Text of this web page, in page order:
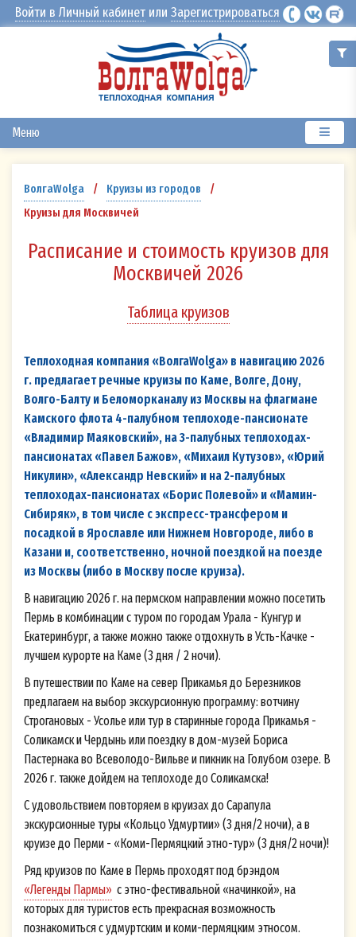
Войти в Личный кабинет или Зарегистрироваться
Меню
ВолгаWolga / Круизы из городов
/
Круизы для Москвичей
Расписание и стоимость круизов для
Москвичей 2026
Таблица круизов
Теплоходная компания «ВолгаWolga» в навигацию 2026
г. предлагает речные круизы по Каме, Волге, Дону,
Волго-Балту и Беломорканалу из Москвы на флагмане
Камского флота 4-палубном теплоходе-пансионате
«Владимир Маяковский», на 3-палубных теплоходах-
пансионатах «Павел Бажов», «Михаил Кутузов», «Юрий
Никулин», «Александр Невский» и на 2-палубных
теплоходах-пансионатах «Борис Полевой» и «Мамин-
Сибиряк», в том числе с экспресс-трансфером и
посадкой в Ярославле или Нижнем Новгороде, либо в
Казани и, соответственно, ночной поездкой на поезде
из Москвы (либо в Москву после круиза).
В навигацию 2026 г. на пермском направлении можно посетить
Пермь в комбинации с туром по городам Урала - Кунгур и
Екатеринбург, а также можно также отдохнуть в Усть-Качке -
лучшем курорте на Каме (3 дня / 2 ночи).
В путешествии по Каме на север Прикамья до Березников
предлагаем на выбор экскурсионную программу: вотчину
Строгановых - Усолье или тур в старинные города Прикамья -
Соликамск и Чердынь или поездку в дом-музей Бориса
Пастернака во Всеволодо-Вильве и пикник на Голубом озере. В
2026 г. также дойдем на теплоходе до Соликамска!
С удовольствием повторяем в круизах до Сарапула
экскурсионные туры «Кольцо Удмуртии» (3 дня/2 ночи), а в
круизе до Перми - «Коми-Пермяцкий этно-тур» (3 дня/2 ночи)!
Ряд круизов по Каме в Пермь проходят под брэндом
«Легенды Пармы» с этно-фестивальной «начинкой», на
которых для туристов есть прекрасная возможность
познакомиться с удмуртским и коми-пермяцким этносом.